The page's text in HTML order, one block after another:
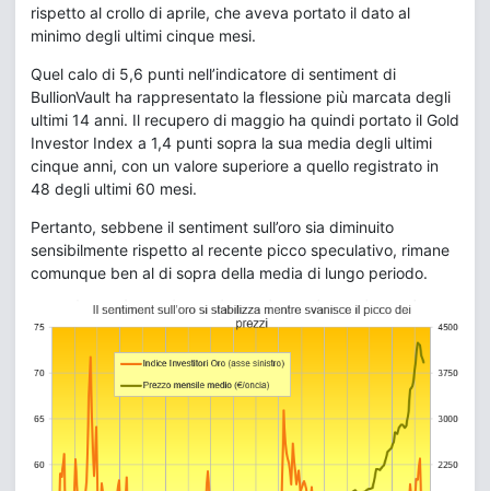
rispetto al crollo di aprile, che aveva portato il dato al
minimo degli ultimi cinque mesi.
Quel calo di 5,6 punti nell’indicatore di sentiment di
BullionVault ha rappresentato la flessione più marcata degli
ultimi 14 anni. Il recupero di maggio ha quindi portato il Gold
Investor Index a 1,4 punti sopra la sua media degli ultimi
cinque anni, con un valore superiore a quello registrato in
48 degli ultimi 60 mesi.
Pertanto, sebbene il sentiment sull’oro sia diminuito
sensibilmente rispetto al recente picco speculativo, rimane
comunque ben al di sopra della media di lungo periodo.